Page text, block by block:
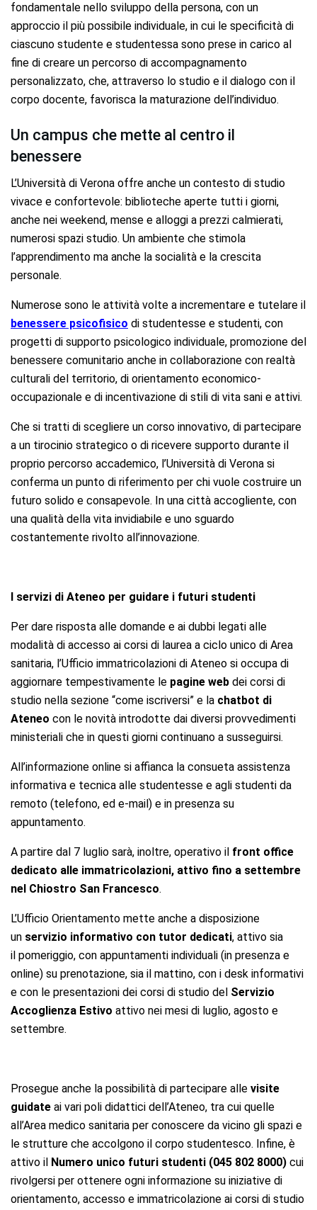
fondamentale nello sviluppo della persona, con un
approccio il più possibile individuale, in cui le specificità di
ciascuno studente e studentessa sono prese in carico al
fine di creare un percorso di accompagnamento
personalizzato, che, attraverso lo studio e il dialogo con il
corpo docente, favorisca la maturazione dell’individuo.
Un campus che mette al centro il
benessere
L’Università di Verona offre anche un contesto di studio
vivace e confortevole: biblioteche aperte tutti i giorni,
anche nei weekend, mense e alloggi a prezzi calmierati,
numerosi spazi studio. Un ambiente che stimola
l’apprendimento ma anche la socialità e la crescita
personale.
Numerose sono le attività volte a incrementare e tutelare il
benessere psicofisico di studentesse e studenti, con
progetti di supporto psicologico individuale, promozione del
benessere comunitario anche in collaborazione con realtà
culturali del territorio, di orientamento economico-
occupazionale e di incentivazione di stili di vita sani e attivi.
Che si tratti di scegliere un corso innovativo, di partecipare
a un tirocinio strategico o di ricevere supporto durante il
proprio percorso accademico, l’Università di Verona si
conferma un punto di riferimento per chi vuole costruire un
futuro solido e consapevole. In una città accogliente, con
una qualità della vita invidiabile e uno sguardo
costantemente rivolto all’innovazione.
I servizi di Ateneo per guidare i futuri studenti
Per dare risposta alle domande e ai dubbi legati alle
modalità di accesso ai corsi di laurea a ciclo unico di Area
sanitaria, l’Ufficio immatricolazioni di Ateneo si occupa di
aggiornare tempestivamente le pagine web dei corsi di
studio nella sezione “come iscriversi” e la chatbot di
Ateneo con le novità introdotte dai diversi provvedimenti
ministeriali che in questi giorni continuano a susseguirsi.
All’informazione online si affianca la consueta assistenza
informativa e tecnica alle studentesse e agli studenti da
remoto (telefono, ed e-mail) e in presenza su
appuntamento.
A partire dal 7 luglio sarà, inoltre, operativo il front office
dedicato alle immatricolazioni, attivo fino a settembre
nel Chiostro San Francesco.
L’Ufficio Orientamento mette anche a disposizione
un servizio informativo con tutor dedicati, attivo sia
il pomeriggio, con appuntamenti individuali (in presenza e
online) su prenotazione, sia il mattino, con i desk informativi
e con le presentazioni dei corsi di studio del Servizio
Accoglienza Estivo attivo nei mesi di luglio, agosto e
settembre.
Prosegue anche la possibilità di partecipare alle visite
guidate ai vari poli didattici dell’Ateneo, tra cui quelle
all’Area medico sanitaria per conoscere da vicino gli spazi e
le strutture che accolgono il corpo studentesco. Infine, è
attivo il Numero unico futuri studenti (045 802 8000) cui
rivolgersi per ottenere ogni informazione su iniziative di
orientamento, accesso e immatricolazione ai corsi di studio